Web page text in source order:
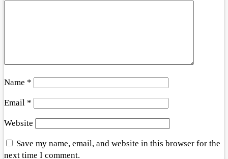
Name *
Email *
Website
Save my name, email, and website in this browser for the
next time I comment.